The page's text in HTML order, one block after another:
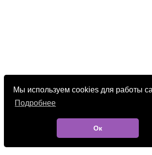
Мы используем cookies для работы
Подробнее
Ок